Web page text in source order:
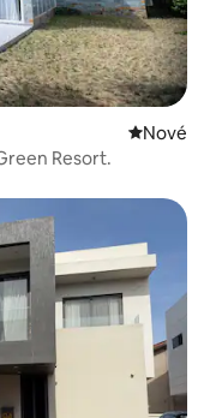
Nové
Nové
Resort.